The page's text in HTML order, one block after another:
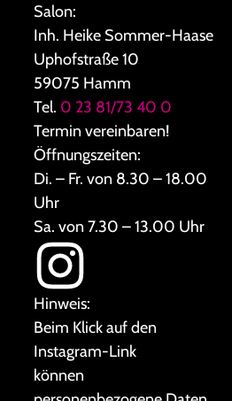
Salon:
Inh. Heike Sommer-Haase
Uphofstraße 10
59075 Hamm
Tel. 0 23 81/73 40 0
Termin vereinbaren!
Öffnungszeiten:
Di. – Fr. von 8.30 – 18.00
Uhr
Sa. von 7.30 – 13.00 Uhr
Hinweis:
Beim Klick auf den
Instagram-Link
können